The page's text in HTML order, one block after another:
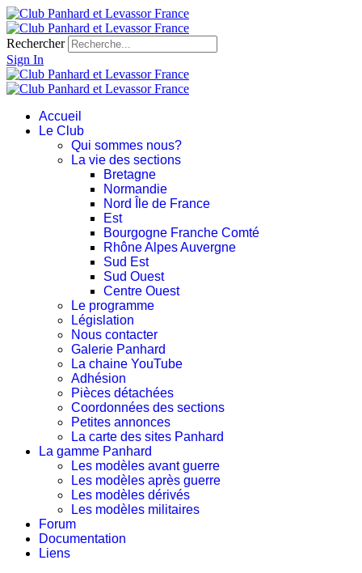
Rechercher
Sign In
Accueil
Le Club
Qui sommes nous?
La vie des sections
Bretagne
Normandie
Nord Île de France
Est
Bourgogne Franche Comté
Rhône Alpes Auvergne
Sud Est
Sud Ouest
Centre Ouest
Le programme
Législation
Nous contacter
Galerie Panhard
La chaine YouTube
Adhésion
Pièces détachées
Coordonnées des sections
Petites annonces
La carte des sites Panhard
La gamme Panhard
Les modèles avant guerre
Les modèles après guerre
Les modèles dérivés
Les modèles militaires
Forum
Documentation
Liens